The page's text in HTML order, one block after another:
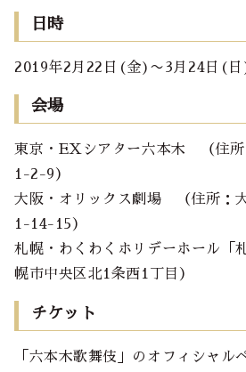
日時
2019年2月22日(金)〜3月24日(日
会場
東京・EXシアター六本木 （住所
1-2-9）
大阪・オリックス劇場 （住所：
1-14-15）
札幌・わくわくホリデーホール「
幌市中央区北1条西1丁目）
チケット
「六本木歌舞伎」のオフィシャル